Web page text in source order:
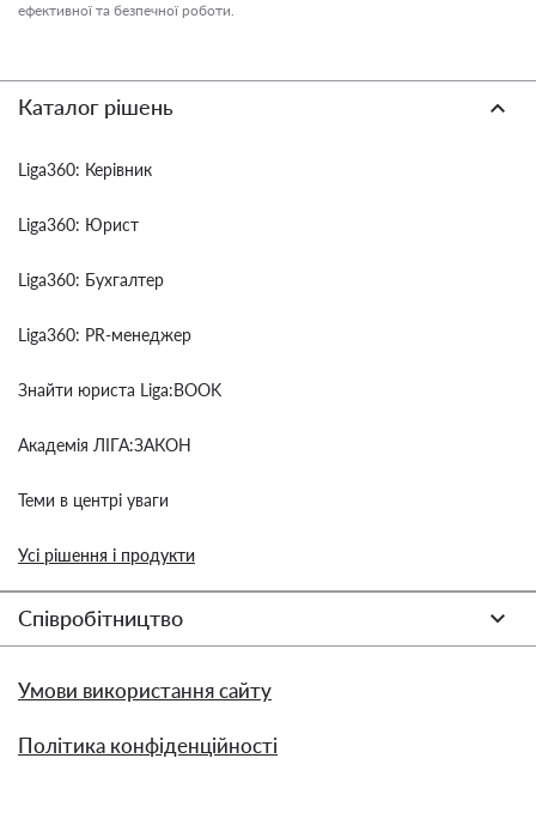
ефективної та безпечної роботи.
Каталог рішень
Liga360: Керівник
Liga360: Юрист
Liga360: Бухгалтер
Liga360: PR-менеджер
Знайти юриста Liga:BOOK
Академія ЛІГА:ЗАКОН
Теми в центрі уваги
Усі рішення і продукти
Співробітництво
Умови використання сайту
Політика конфіденційності